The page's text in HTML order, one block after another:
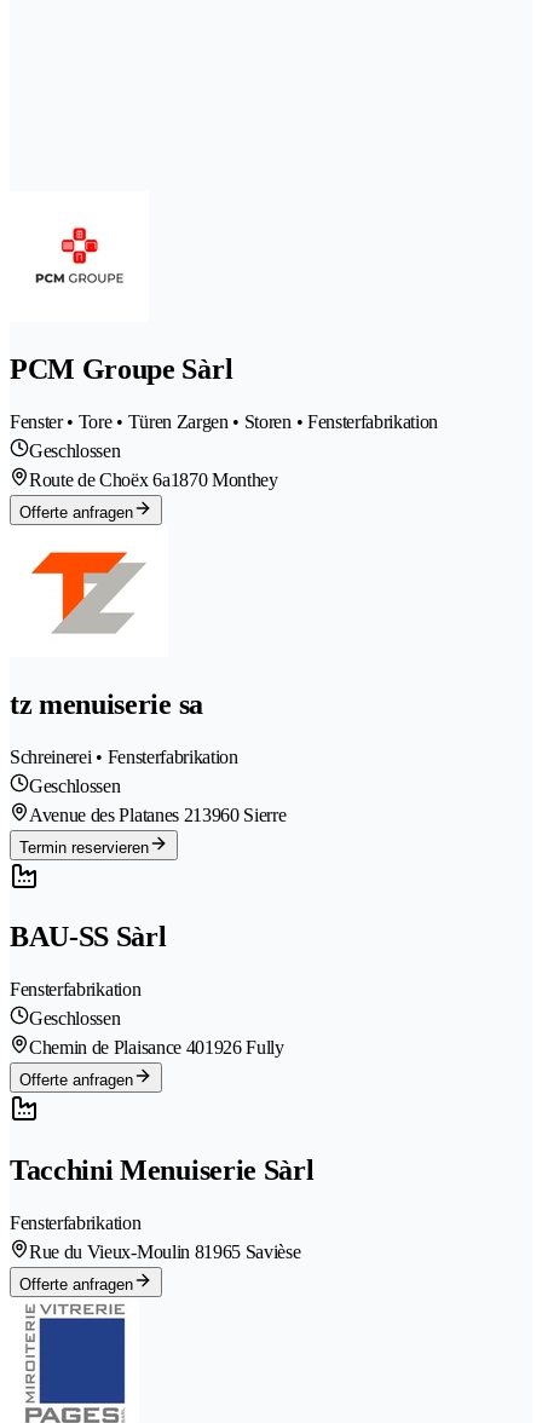
PCM Groupe Sàrl
Fenster • Tore • Türen Zargen • Storen • Fensterfabrikation
Geschlossen
Route de Choëx 6a1870 Monthey
Offerte anfragen
tz menuiserie sa
Schreinerei • Fensterfabrikation
Geschlossen
Avenue des Platanes 213960 Sierre
Termin reservieren
BAU-SS Sàrl
Fensterfabrikation
Geschlossen
Chemin de Plaisance 401926 Fully
Offerte anfragen
Tacchini Menuiserie Sàrl
Fensterfabrikation
Rue du Vieux-Moulin 81965 Savièse
Offerte anfragen